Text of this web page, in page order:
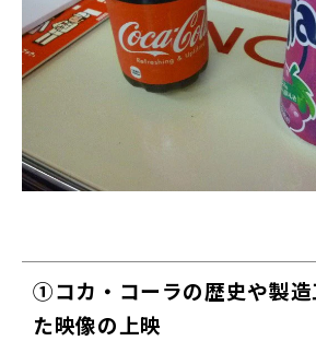
①コカ・コーラの歴史や製
た映像の上映